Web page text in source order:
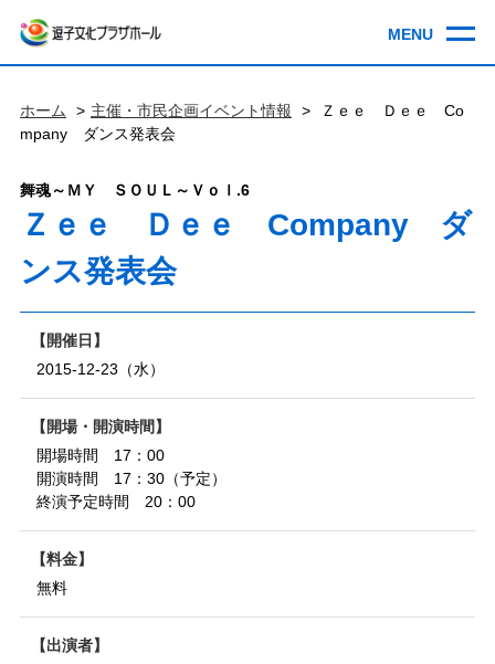
ホーム 主催・市民企画イベント情報
Ｚｅｅ Ｄｅｅ Co
mpany ダンス発表会
舞魂～ＭＹ ＳＯＵＬ～Ｖｏｌ.6
Ｚｅｅ Ｄｅｅ Company ダ
ンス発表会
開催日
2015-12-23（水）
開場・開演時間
開場時間 17：00
開演時間 17：30（予定）
終演予定時間 20：00
料金
無料
出演者